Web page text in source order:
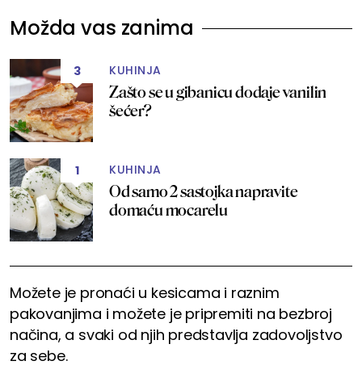
Možda vas zanima
3 KUHINJA
Zašto se u gibanicu dodaje vanilin
šećer?
1 KUHINJA
Od samo 2 sastojka napravite
domaću mocarelu
Možete je pronaći u kesicama i raznim
pakovanjima i možete je pripremiti na bezbroj
načina, a svaki od njih predstavlja zadovoljstvo
za sebe.